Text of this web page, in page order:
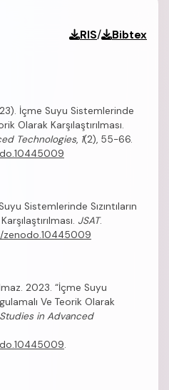
RIS/ Bibtex
İçme Suyu Sistemlerinde
Olarak Karşılaştırılması.
Technologies, 1(2), 55-66.
Sistemlerinde Sızıntıların
JSAT.
zenodo.10445009
2023. “İçme Suyu
Ve Teorik Olarak
in Advanced
.